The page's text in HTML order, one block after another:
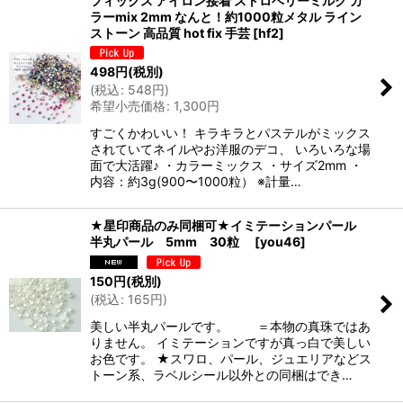
ラーmix 2mm なんと！約1000粒メタル ライン
ストーン 高品質 hot fix 手芸 [hf2]
498円(税別)
(税込: 548円)
希望小売価格: 1,300円
すごくかわいい！ キラキラとパステルがミックス
されていてネイルやお洋服のデコ、 いろいろな場
面で大活躍♪ ・カラーミックス ・サイズ2mm ・
内容：約3g(900〜1000粒） ※計量…
★星印商品のみ同梱可★イミテーションパール
半丸パール 5mm 30粒
[you46]
150円(税別)
(税込: 165円)
美しい半丸パールです。 ＝本物の真珠ではあ
りません。 イミテーションですが真っ白で美しい
お色です。 ★スワロ、パール、ジュエリアなどス
トーン系、ラベルシール以外との同梱はでき…